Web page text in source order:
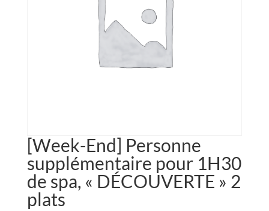
[Week-End] Personne
supplémentaire pour 1H30
de spa, « DÉCOUVERTE » 2
plats